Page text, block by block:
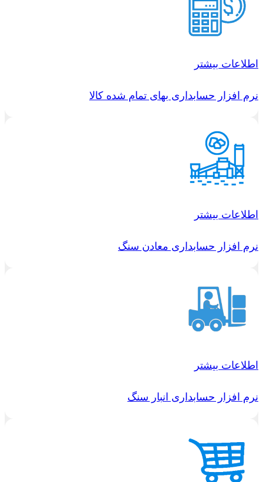
اطلاعات بیشتر
نرم افزار حسابداری بهای تمام شده کالا
اطلاعات بیشتر
نرم افزار حسابداری معادن سنگ
اطلاعات بیشتر
نرم افزار حسابداری انبار سنگ